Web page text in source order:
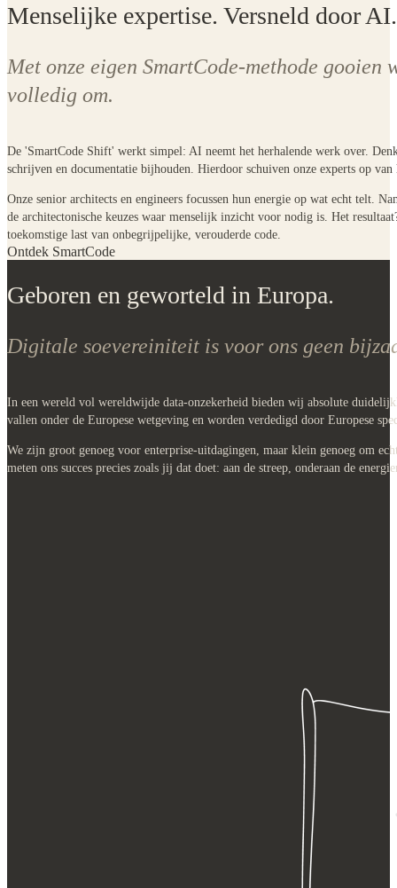
Menselijke expertise. Versneld door AI.
Met onze eigen SmartCode-methode
volledig om.
De 'SmartCode Shift' werkt simpel: AI neemt het herhalende werk over.
schrijven en documentatie bijhouden. Hierdoor schuiven onze experts op
Onze senior architects en engineers focussen hun energie op wat echt telt.
de architectonische keuzes waar menselijk inzicht voor nodig is. Het
toekomstige last van onbegrijpelijke, verouderde code.
Ontdek SmartCode
Geboren en geworteld in Europa.
Digitale soevereiniteit is voor ons geen
In een wereld vol wereldwijde data-onzekerheid bieden wij absolute
vallen onder de Europese wetgeving en worden verdedigd door Europese
We zijn groot genoeg voor enterprise-uitdagingen, maar klein genoeg om
meten ons succes precies zoals jij dat doet: aan de streep, onderaan de